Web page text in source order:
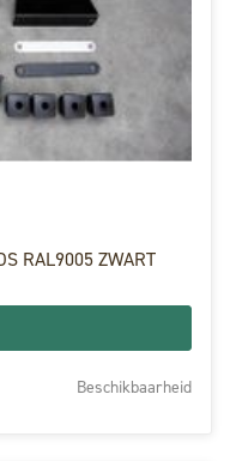
RAL9005 ZWART
Beschikbaarheid